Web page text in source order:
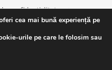
confidentialitate
Newsbpnews.
cea mai bună experiență pe
urile pe care le folosim sau
By continuing to use this
to cookies being used. Visit our